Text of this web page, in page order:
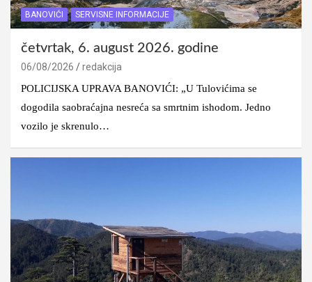
BANOVIĆI SERVISNE INFORMACIJE
četvrtak, 6. august 2026. godine
06/08/2026
redakcija
POLICIJSKA UPRAVA BANOVIĆI: „U Tulovićima se
dogodila saobraćajna nesreća sa smrtnim ishodom. Jedno
vozilo je skrenulo…